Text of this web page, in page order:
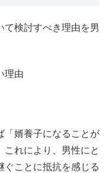
て検討すべき理由を男
理由
「婿養子になることが
れにより、男性にと
ぐことに抵抗を感じる